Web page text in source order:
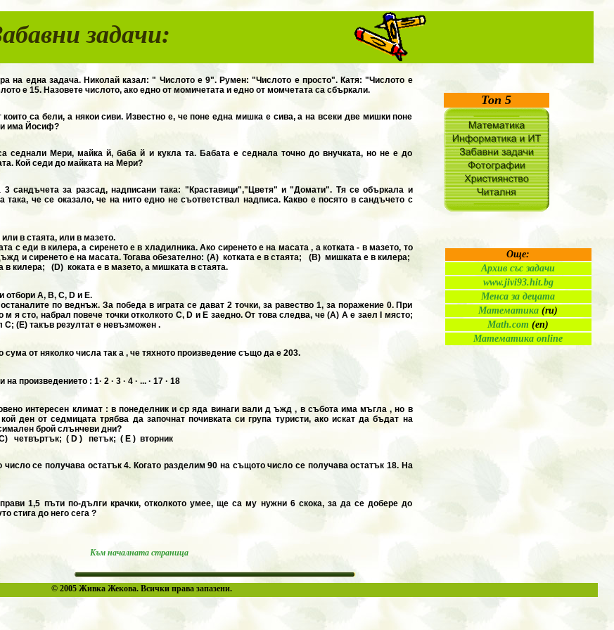
задачи:
на една задача. Николай казал: " Числото е 9". Румен: "Числото е просто". Катя: "Числото е
е 15. Назовете числото, ако едно от момичетата и едно от момчетата са сбъркали.
са бели, а някои сиви. Известно е, че поне една мишка е сива, а на всеки две мишки поне
има Йосиф?
седнали Мери, майка й, баба й и кукла та. Бабата е седнала точно до внучката, но не е до
Кой седи до майката на Мери?
3 сандъчета за разсад, надписани така: "Краставици","Цветя" и "Домати". Тя се объркала и
така, че се оказало, че на нито едно не съответствал надписа. Какво е посято в сандъчето с
в стаята, или в мазето.
с еди в килера, а сиренето е в хладилника. Ако сиренето е на масата , а котката - в мазето, то
и сиренето е на масата. Тогава обезателно: (A) котката е в стаята; (B) мишката е в килера;
в килера; (D) коката е в мазето, а мишката в стаята.
отбори A, B, C, D и E.
по веднъж. За победа в играта се дават 2 точки, за равество 1, за поражение 0. При
м я сто, набрал повече точки отколкото C, D и E заедно. От това следва, че (A) А е заел І място;
(E) такъв резултат е невъзможен .
сума от няколко числа так а , че тяхното произведение също да е 203.
произведението : 1· 2 · 3 · 4 · ... · 17 · 18
интересен климат : в понеделник и ср яда винаги вали д ъжд , в събота има мъгла , но в
ден от седмицата трябва да започнат почивката си група туристи, ако искат да бъдат на
брой слънчеви дни?
четвъртък; ( D ) петък; ( E ) вторник
число се получава остатък 4. Когато разделим 90 на същото число се получава остатък 18. На
1,5 пъти по-дълги крачки, отколкото умее, ще са му нужни 6 скока, за да се добере до
стига до него сега ?
Към началната страница
Топ 5
Още:
Архив със задачи
www.jivi93.hit.bg
Менса за децата
Математика (ru)
Math.com (en)
Математика online
© 2005 Живка Жекова. Всички права запазени.